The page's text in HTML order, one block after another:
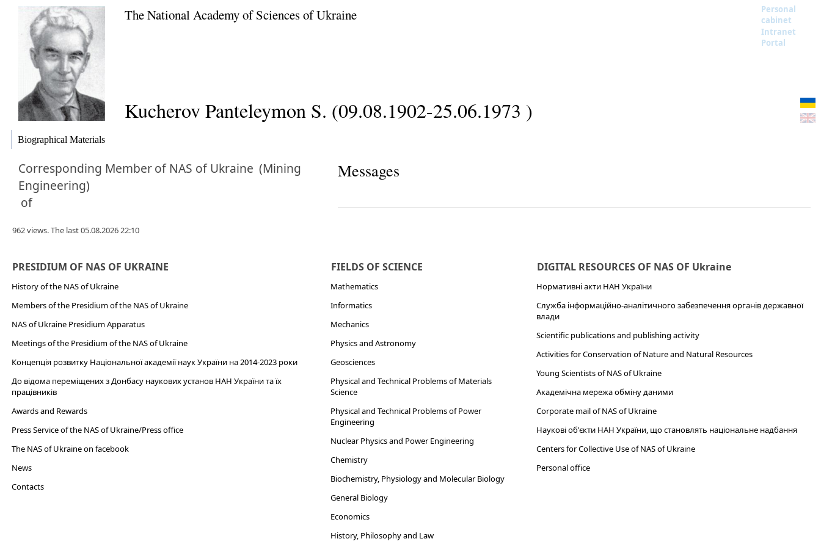
The National Academy of Sciences of Ukraine
Personal
cabinet
Intranet
Portal
Kucherov Panteleymon S. (09.08.1902-25.06.1973 )
Biographical Materials
Corresponding Memberof NAS of Ukraine (Mining
Engineering)
of
962 views. The last 05.08.2026 22:10
Messages
PRESIDIUM OF NAS OF UKRAINE
History of the NAS of Ukraine
Members of the Presidium of the NAS of Ukraine
NAS of Ukraine Presidium Apparatus​
Meetings of the Presidium of the NAS of Ukraine
Концепція розвитку Національної академії наук України на 2014-2023 роки
До відома переміщених з Донбасу наукових установ НАН України та їх
працівників
Awards and Rewards
Press Service of the NAS of Ukraine/Press office
The NAS of Ukraine on facebook
News
Сontacts
FIELDS OF SCIENCE
Mathematics
Informatics
Mechanics
Physics and Astronomy
Geosciences
Physical and Technical Problems of Materials
Science
Physical and Technical Problems of Power
Engineering
Nuclear Physics and Power Engineering
Chemistry
Biochemistry, Physiology and Molecular Biology
General Biology
Economics
History, Philosophy and Law
DIGITAL RESOURCES OF NAS OF Ukraine
Нормативні акти НАН України
Служба інформаційно-аналітичного забезпечення органів державної
влади
Scientific publications and publishing activity
Activities for Conservation of Nature and Natural Resources
Young Scientists of NAS of Ukraine
Академічна мережа обміну даними
Corporate mail of NAS of Ukraine
Наукові об'єкти НАН України, що становлять національне надбання
Centers for Collective Use of NAS of Ukraine
Personal office